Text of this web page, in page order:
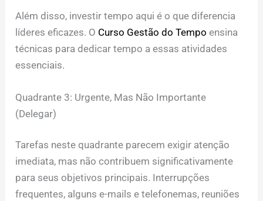
Além disso, investir tempo aqui é o que diferencia
líderes eficazes. O Curso Gestão do Tempo ensina
técnicas para dedicar tempo a essas atividades
essenciais.
Quadrante 3: Urgente, Mas Não Importante
(Delegar)
Tarefas neste quadrante parecem exigir atenção
imediata, mas não contribuem significativamente
para seus objetivos principais. Interrupções
frequentes, alguns e-mails e telefonemas, reuniões